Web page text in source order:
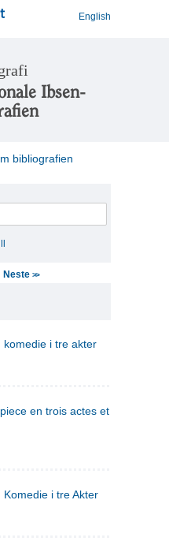
English
Ibsen-
bibliografien
Neste>>
i tre akter
en trois actes et en vers
i tre Akter